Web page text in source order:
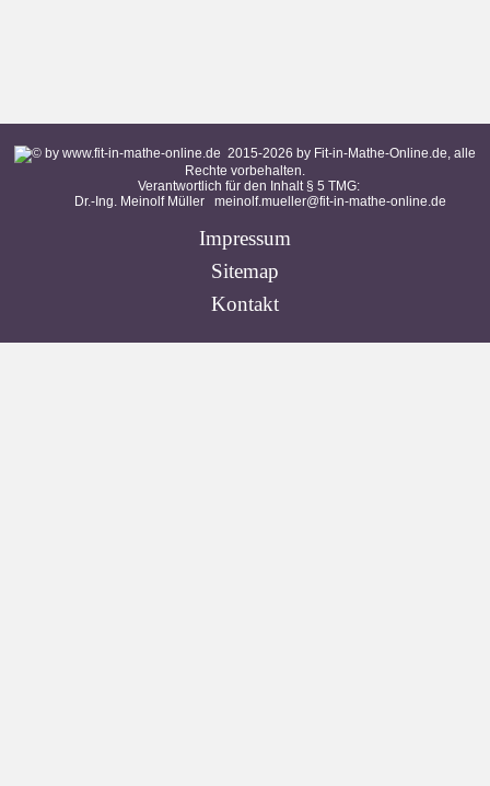
2015-2026 by Fit-in-Mathe-Online.de, alle
Rechte vorbehalten.
Verantwortlich für den Inhalt § 5 TMG:
Dr.-Ing. Meinolf Müller meinolf.mueller@fit-in-mathe-online.de
Impressum
Sitemap
Kontakt